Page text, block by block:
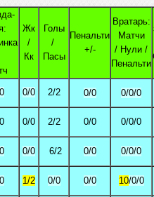
Жк
/
Кк
Голы
/
Пасы
Пенальти
+/-
Вратарь:
Матчи
/ Нули /
Пенальти
0/0 2/2 0/0 0/0/0
0/0 2/2 0/0 0/0/0
0/0 6/2 0/0 0/0/0
1/2 0/0 0/0 10/0/0